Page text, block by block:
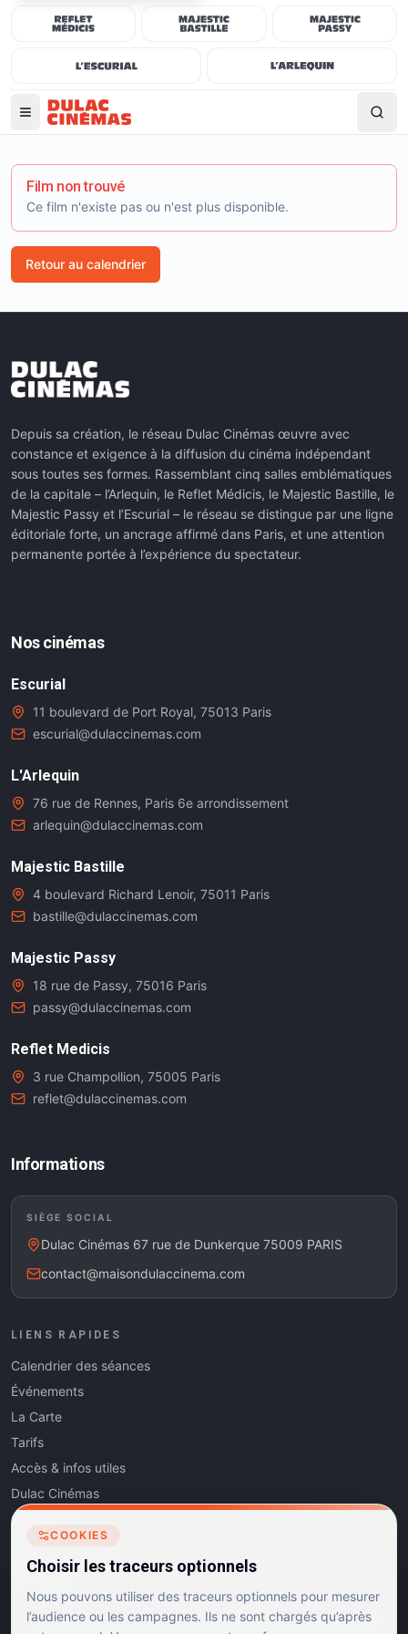
Film non trouvé
Ce film n'existe pas ou n'est plus disponible.
Retour au calendrier
Depuis sa création, le réseau Dulac Cinémas œuvre avec
constance et exigence à la diffusion du cinéma indépendant
sous toutes ses formes. Rassemblant cinq salles emblématiques
de la capitale – l’Arlequin, le Reflet Médicis, le Majestic Bastille, le
Majestic Passy et l’Escurial – le réseau se distingue par une ligne
éditoriale forte, un ancrage affirmé dans Paris, et une attention
permanente portée à l’expérience du spectateur.
Nos cinémas
Escurial
11 boulevard de Port Royal, 75013 Paris
escurial@dulaccinemas.com
L'Arlequin
76 rue de Rennes, Paris 6e arrondissement
arlequin@dulaccinemas.com
Majestic Bastille
4 boulevard Richard Lenoir, 75011 Paris
bastille@dulaccinemas.com
Majestic Passy
18 rue de Passy, 75016 Paris
passy@dulaccinemas.com
Reflet Medicis
3 rue Champollion, 75005 Paris
reflet@dulaccinemas.com
Informations
SIÈGE SOCIAL
Dulac Cinémas 67 rue de Dunkerque 75009 PARIS
contact@maisondulaccinema.com
LIENS RAPIDES
Calendrier des séances
Événements
La Carte
Tarifs
Accès & infos utiles
Dulac Cinémas
Cinéma5
Les Dits de l'Art
Contact
COOKIES
Choisir les traceurs optionnels
Nous pouvons utiliser des traceurs optionnels pour mesurer
l’audience ou les campagnes. Ils ne sont chargés qu’après